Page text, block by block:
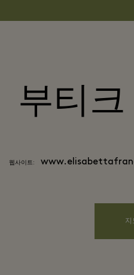
부티
웹사이트:
지